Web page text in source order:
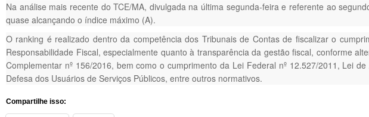
Na análise mais recente do TCE/MA, divulgada na última segunda-feira e referente ao
quase alcançando o índice máximo (A).
O ranking é realizado dentro da competência dos Tribunais de Contas de fiscalizar o
Responsabilidade Fiscal, especialmente quanto à transparência da gestão fiscal, conforme
Complementar nº 156/2016, bem como o cumprimento da Lei Federal nº 12.527/2011, Lei
Defesa dos Usuários de Serviços Públicos, entre outros normativos.
Compartilhe isso: